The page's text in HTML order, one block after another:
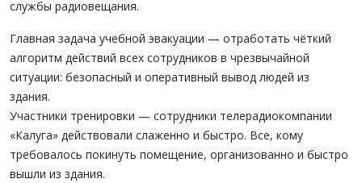
службы радиовещания.
Главная задача учебной эвакуации — отработать чёткий
алгоритм действий всех сотрудников в чрезвычайной
ситуации: безопасный и оперативный вывод людей из
здания.
Участники тренировки — сотрудники телерадиокомпании
«Калуга» действовали слаженно и быстро. Все, кому
требовалось покинуть помещение, организованно и быстро
вышли из здания.